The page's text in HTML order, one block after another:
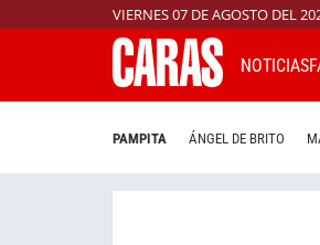
VIERNES 07 DE AGOSTO DEL
NOTICIAS
PAMPITA ÁNGEL DE BRITO